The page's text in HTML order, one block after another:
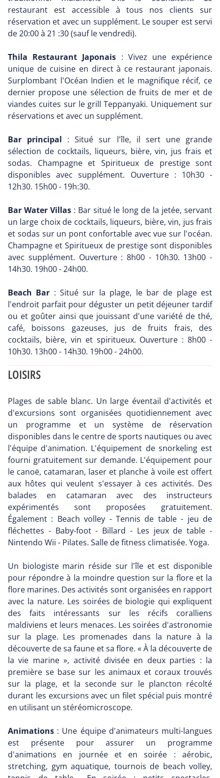
restaurant est accessible à tous nos clients sur
réservation et avec un supplément. Le souper est servi
de 20:00 à 21 :30 (sauf le vendredi).
Thila Restaurant Japonais : Vivez une expérience
unique de cuisine en direct à ce restaurant japonais.
Surplombant l'Océan Indien et le magnifique récif, ce
dernier propose une sélection de fruits de mer et de
viandes cuites sur le grill Teppanyaki. Uniquement sur
réservations et avec un supplément.
Bar principal : Situé sur l'île, il sert une grande
sélection de cocktails, liqueurs, bière, vin, jus frais et
sodas. Champagne et Spiritueux de prestige sont
disponibles avec supplément. Ouverture : 10h30 -
12h30. 15h00 - 19h:30.
Bar Water Villas: Bar situé le long de la jetée, servant
un large choix de cocktails, liqueurs, bière, vin, jus frais
et sodas sur un pont confortable avec vue sur l'océan.
Champagne et Spiritueux de prestige sont disponibles
avec supplément. Ouverture : 8h00 - 10h30. 13h00 -
14h30. 19h00 - 24h00.
Beach Bar : Situé sur la plage, le bar de plage est
l'endroit parfait pour déguster un petit déjeuner tardif
ou et goûter ainsi que jouissant d'une variété de thé,
café, boissons gazeuses, jus de fruits frais, des
cocktails, bière, vin et spiritueux. Ouverture : 8h00 -
10h30. 13h00 - 14h30. 19h00 - 24h00.
LOISIRS
Plages de sable blanc. Un large éventail d'activités et
d'excursions sont organisées quotidiennement avec
un programme et un système de réservation
disponibles dans le centre de sports nautiques ou avec
l'équipe d'animation. L'équipement de snorkeling est
fourni gratuitement sur demande. L'équipement pour
le canoë, catamaran, laser et planche à voile est offert
aux hôtes qui veulent s'essayer à ces activités. Des
balades en catamaran avec des instructeurs
expérimentés sont proposées gratuitement.
Également : Beach volley - Tennis de table - jeu de
fléchettes - Baby-foot - Billard - Les jeux de table -
Nintendo Wii - Pilates. Salle de fitness climatisée. Yoga.
Un biologiste marin réside sur l'île et est disponible
pour répondre à la moindre question sur la flore et la
flore marines. Des activités sont organisées en rapport
avec la nature. Les soirées de biologie qui expliquent
des faits intéressants sur les récifs coralliens
maldiviens et leurs menaces. Les soirées d'astronomie
sur la plage. Les promenades dans la nature à la
découverte de sa faune et sa flore. « À la découverte de
la vie marine », activité divisée en deux parties : la
première se base sur les animaux et coraux trouvés
sur la plage, et la seconde sur le plancton récolté
durant les excursions avec un filet spécial puis montré
en utilisant un stéréomicroscope.
Animations : Une équipe d'animateurs multi-langues
est présente pour assurer un programme
d'animations en journée et en soirée : aérobic,
stretching, gym aquatique, tournois de beach volley,